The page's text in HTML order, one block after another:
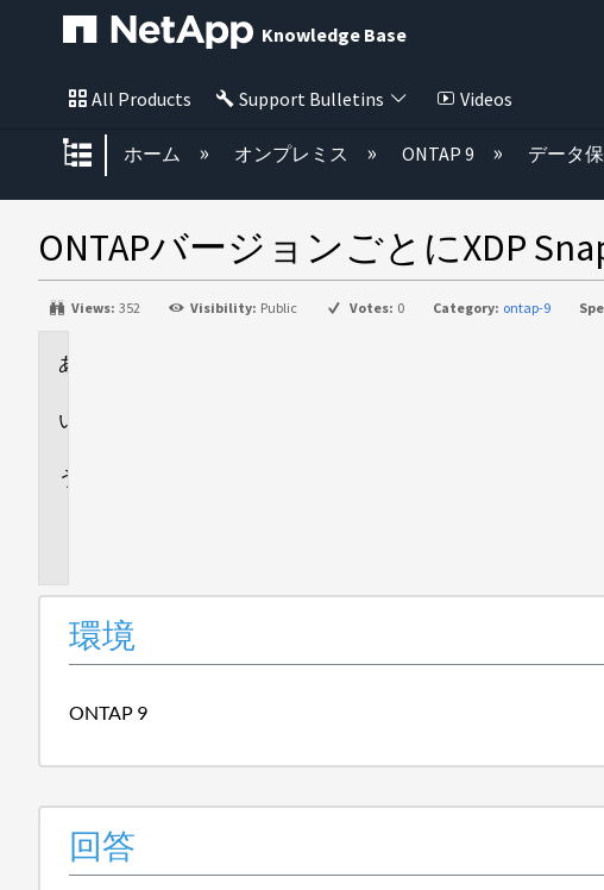
Knowledge Base
All Products Support Bulletins Videos
グローバル階層を展開/折りたたむ
ホーム オンプレミス ONTAP 9 データ
ONTAPバージョンごとにXDP
Views: 352 Visibility: Public Votes: 0 Category: ontap-9
環境
ONTAP 9
回答